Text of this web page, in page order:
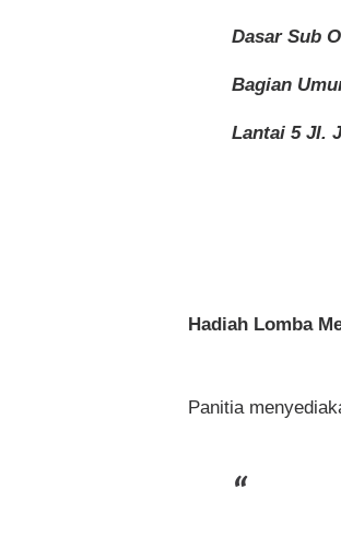
Dasar Sub
Bagian
Lantai 5 JI.
Hadiah Lomba
Panitia